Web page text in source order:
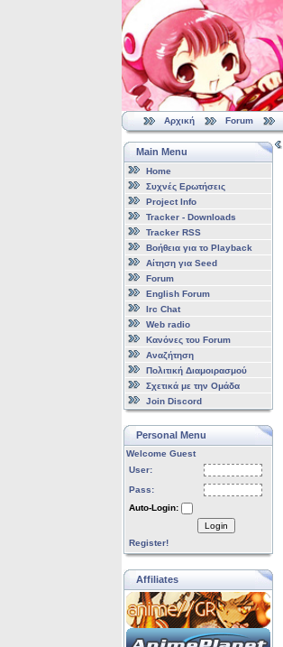
Αρχική Forum
Main Menu
Home
Συχνές Ερωτήσεις
Project Info
Tracker - Downloads
Tracker RSS
Βοήθεια για το Playback
Αίτηση για Seed
Forum
English Forum
Irc Chat
Web radio
Κανόνες του Forum
Αναζήτηση
Πολιτική Διαμοιρασμού
Σχετικά με την Ομάδα
Join Discord
Personal Menu
Welcome Guest
User:
Pass:
Auto-Login:
Login
Register!
Affiliates